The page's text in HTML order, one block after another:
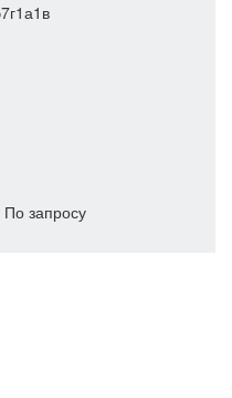
запросу